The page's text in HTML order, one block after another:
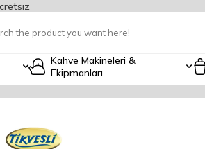
Kahve Makineleri &
Ekipmanları